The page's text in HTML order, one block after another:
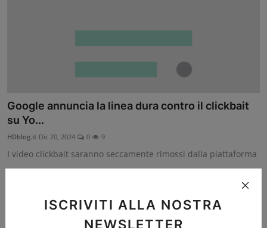
ISCRIVITI ALLA NOSTRA
NEWSLETTER
Google annuncia la linea dura contro il clickbait
su Yo...
HDblog.it Dic 20, 2024 0 9
I video clickbait saranno seccamente rimossi dalla piattaforma